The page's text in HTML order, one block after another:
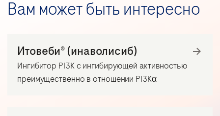
Вам может быть интересно
Итовеби® (инаволисиб)
Ингибитор PI3K с ингибирующей активностью
преимущественно в отношении PI3Kα